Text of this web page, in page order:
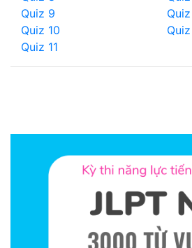
Quiz 9
Quiz 10
Quiz 11